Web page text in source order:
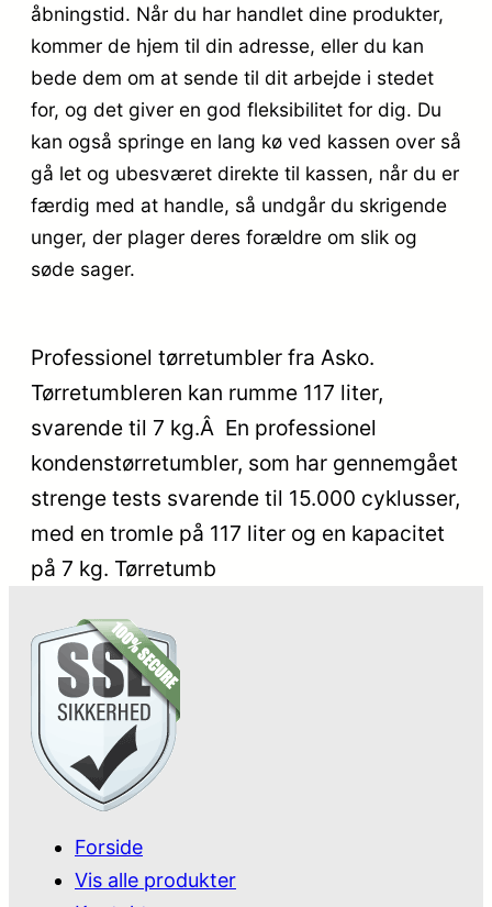
åbningstid. Når du har handlet dine produkter,
kommer de hjem til din adresse, eller du kan
bede dem om at sende til dit arbejde i stedet
for, og det giver en god fleksibilitet for dig. Du
kan også springe en lang kø ved kassen over så
gå let og ubesværet direkte til kassen, når du er
færdig med at handle, så undgår du skrigende
unger, der plager deres forældre om slik og
søde sager.
Professionel tørretumbler fra Asko.
Tørretumbleren kan rumme 117 liter,
svarende til 7 kg.Â En professionel
kondenstørretumbler, som har gennemgået
strenge tests svarende til 15.000 cyklusser,
med en tromle på 117 liter og en kapacitet
på 7 kg. Tørretumb
Forside
Vis alle produkter